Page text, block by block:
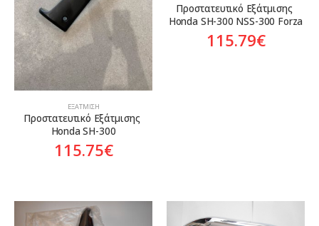
ΕΞΆΤΜΙΣΗ
Προστατευτικό Εξάτμισης
Honda SH-300
115.75€
Προστατευτικό Εξάτμισης
Honda SH-300 NSS-300 Forza
115.79€